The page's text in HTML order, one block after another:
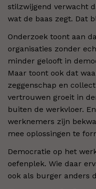
stilzwijgend verwacht
wat de baas zegt. Dat
Onderzoek toont aan
organisaties zonder
minder gelooft in
Maar toont ook dat
zeggenschap en
vertrouwen groeit in
buiten de werkvloer.
werknemers zijn
mee oplossingen te
Democratie op het
oefenplek. Wie daar
ook als burger anders